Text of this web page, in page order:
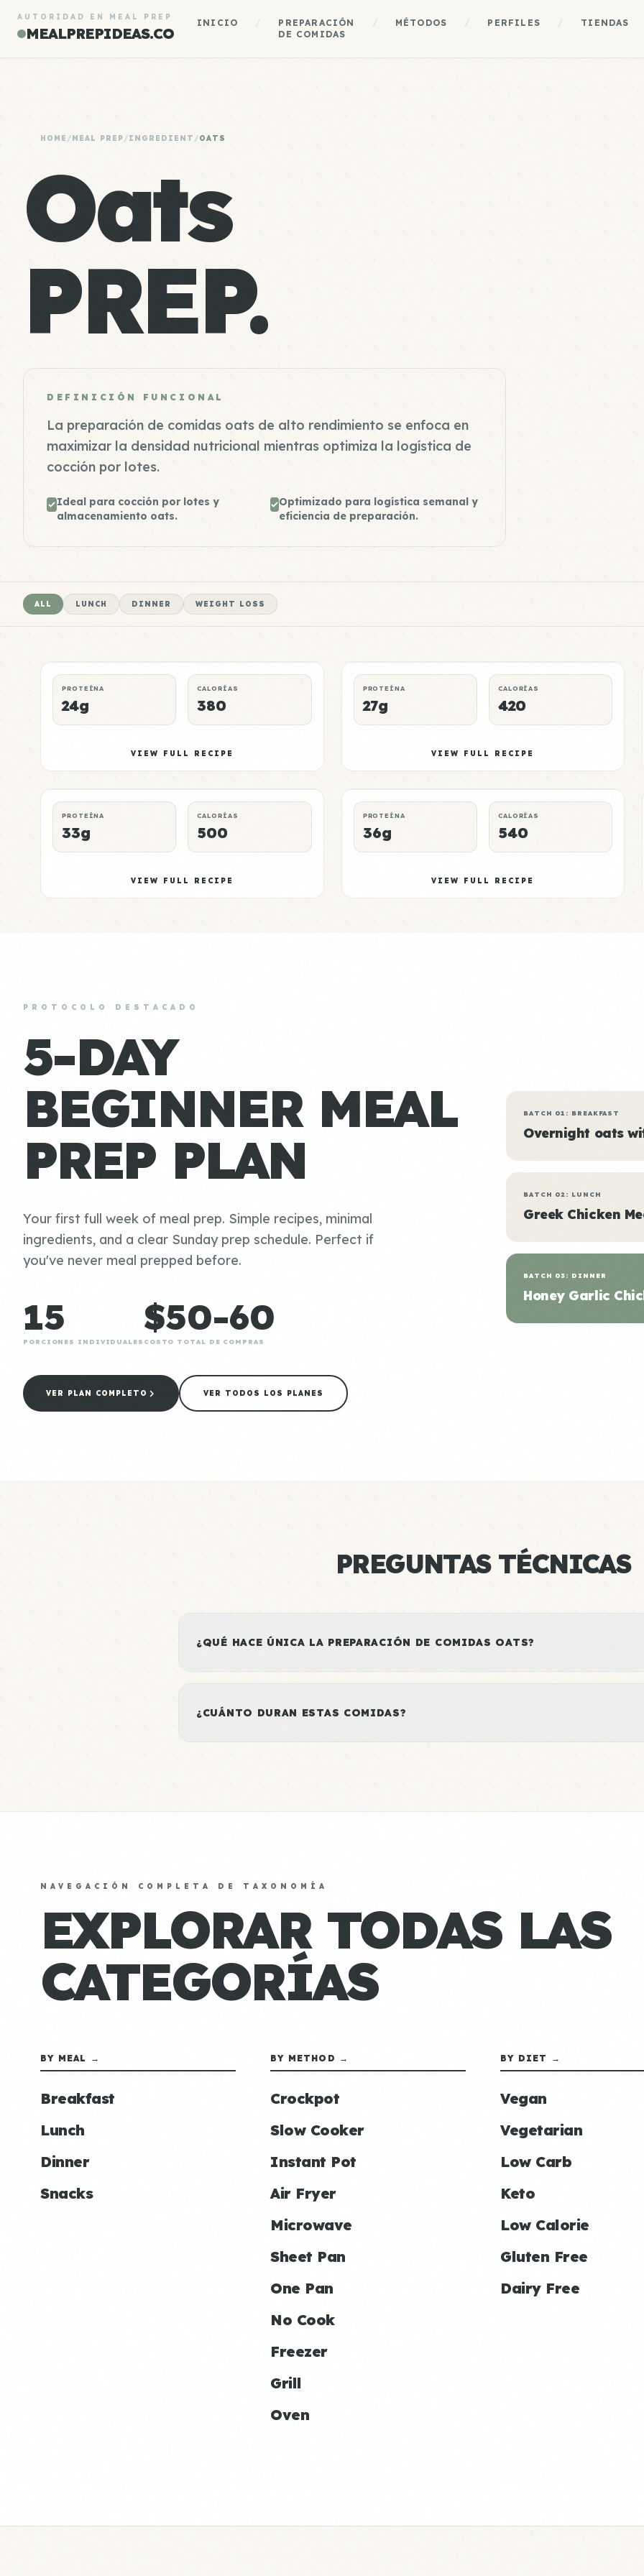
AUTORIDAD EN MEAL PREP
MEALPREPIDEAS.CO
INICIO
PREPARACIÓN
DE COMIDAS
MÉTODOS PERFILES TIENDAS
HOME /MEAL PREP/INGREDIENT /OATS
Oats
PREP.
DEFINICIÓN FUNCIONAL
La preparación de comidas oats de alto rendimiento se enfoca en
maximizar la densidad nutricional mientras optimiza la logística de
cocción por lotes.
Ideal para cocción por lotes y
almacenamiento oats.
Optimizado para logística semanal y
eficiencia de preparación.
ALL LUNCH DINNER WEIGHT LOSS
PROTEÍNA
24g
CALORÍAS
380
VIEW FULL RECIPE
PROTEÍNA
27g
CALORÍAS
420
VIEW FULL RECIPE
Oats Meal 4
PROTEÍNA
33g
CALORÍAS
500
VIEW FULL RECIPE
Oats Meal 5
PROTEÍNA
36g
CALORÍAS
540
VIEW FULL RECIPE
PROTOCOLO DESTACADO
5-DAY
BEGINNER MEAL
PREP PLAN
Your first full week of meal prep. Simple recipes, minimal
ingredients, and a clear Sunday prep schedule. Perfect if
you've never meal prepped before.
15
PORCIONES INDIVIDUALES
$50-60
COSTO TOTAL DE COMPRAS
VER PLAN COMPLETO VER TODOS LOS PLANES
BATCH 01: BREAKFAST
Overnight oats
BATCH 02: LUNCH
Greek Chicken
BATCH 03: DINNER
Honey Garlic
PREGUNTAS TÉCNICAS
¿QUÉ HACE ÚNICA LA PREPARACIÓN DE COMIDAS OATS?
¿CUÁNTO DURAN ESTAS COMIDAS?
NAVEGACIÓN COMPLETA DE TAXONOMÍA
EXPLORAR TODAS LAS
CATEGORÍAS
BY MEAL →
Breakfast
Lunch
Dinner
Snacks
BY METHOD →
Crockpot
Slow Cooker
Instant Pot
Air Fryer
Microwave
Sheet Pan
One Pan
No Cook
Freezer
Grill
Oven
BY DIET →
Vegan
Vegetarian
Low Carb
Keto
Low Calorie
Gluten Free
Dairy Free